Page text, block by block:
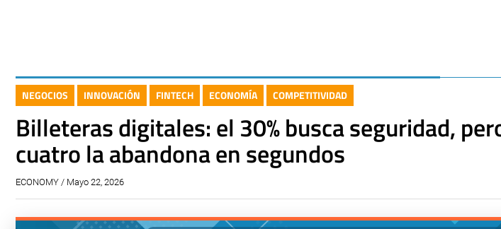
NEGOCIOS INNOVACIÓN FINTECH ECONOMÍA COMPETITIVIDAD
Billeteras digitales: el 30% busca seguridad,
cuatro la abandona en segundos
ECONOMY / Mayo 22, 2026